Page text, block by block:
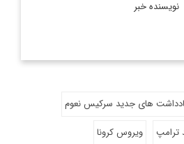
نویسنده خبر
های جدید سرکیس نعوم
ترامپ
ویروس کرونا